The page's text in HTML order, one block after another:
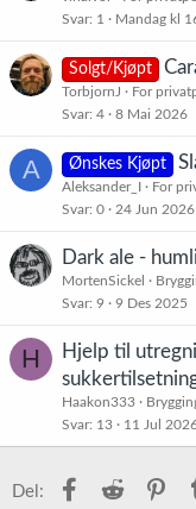
Svar 1 Mandag kl
Solgt/Kjøpt
TorbjornJ
For
Svar 4 8 Mai 2026
A Ønskes Kjøpt
Aleksander_I
For
Svar 0 24 Jun 2026
Dark ale -
MortenSickel
Svar 9 9 Des 2025
H
Hjelp til
Haakon333
Svar 13 11 Jul
Del: Facebook
Reddit